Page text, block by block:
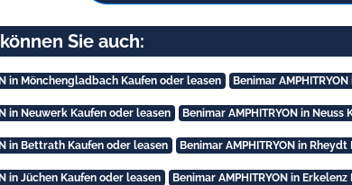
Sie auch:
in Mönchengladbach Kaufen oder leasen Benimar
in Neuwerk Kaufen oder leasen Benimar AMPHITRYON in Neuss
in Bettrath Kaufen oder leasen Benimar AMPHITRYON in
in Jüchen Kaufen oder leasen Benimar AMPHITRYON in